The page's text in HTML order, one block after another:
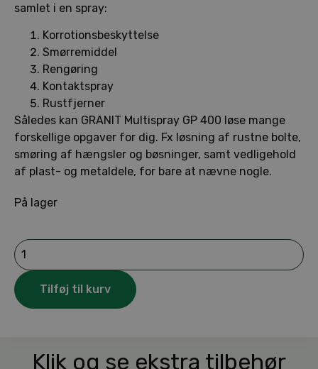
samlet i en spray:
Korrotionsbeskyttelse
Smørremiddel
Rengøring
Kontaktspray
Rustfjerner
Således kan GRANIT Multispray GP 400 løse mange
forskellige opgaver for dig. Fx løsning af rustne bolte,
smøring af hængsler og bøsninger, samt vedligehold
af plast- og metaldele, for bare at nævne nogle.
På lager
GRANIT
Multispray
GP
400
antalTilføj til kurv
Klik og se ekstra tilbehør